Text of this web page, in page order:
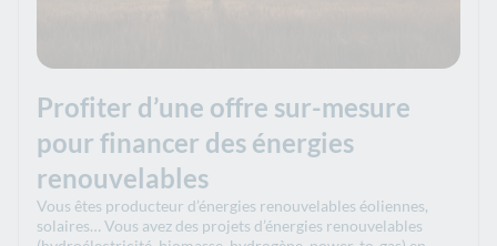
Profiter d’une offre sur-mesure
pour financer des énergies
renouvelables
Vous êtes producteur d’énergies renouvelables éoliennes,
solaires… Vous avez des projets d’énergies renouvelables